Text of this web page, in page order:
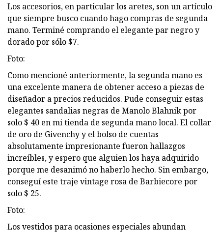
Los accesorios, en particular los aretes, son un artículo
que siempre busco cuando hago compras de segunda
mano. Terminé comprando el elegante par negro y
dorado por sólo $7.
Foto:
Como mencioné anteriormente, la segunda mano es
una excelente manera de obtener acceso a piezas de
diseñador a precios reducidos. Pude conseguir estas
elegantes sandalias negras de Manolo Blahnik por
solo $ 40 en mi tienda de segunda mano local. El collar
de oro de Givenchy y el bolso de cuentas
absolutamente impresionante fueron hallazgos
increíbles, y espero que alguien los haya adquirido
porque me desanimó no haberlo hecho. Sin embargo,
conseguí este traje vintage rosa de Barbiecore por
solo $ 25.
Foto:
Los vestidos para ocasiones especiales abundan